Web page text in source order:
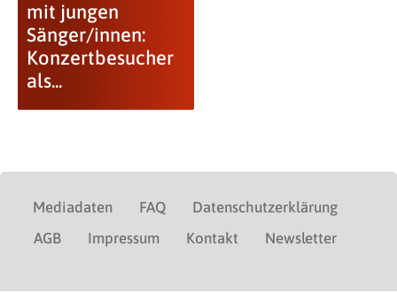
mit jungen
Sänger/innen:
Konzertbesucher
als...
Mediadaten FAQ
Datenschutzerklärung
AGB
Impressum Kontakt Newsletter